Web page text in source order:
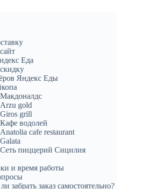
Еда
Яндекс Еды
Макдоналдс
Arzu gold
Giros grill
Кафе водолей
Anatolia cafe restaurant
Galata
Сеть пиццерий Сицилия
и время работы
забрать заказ самостоятельно?